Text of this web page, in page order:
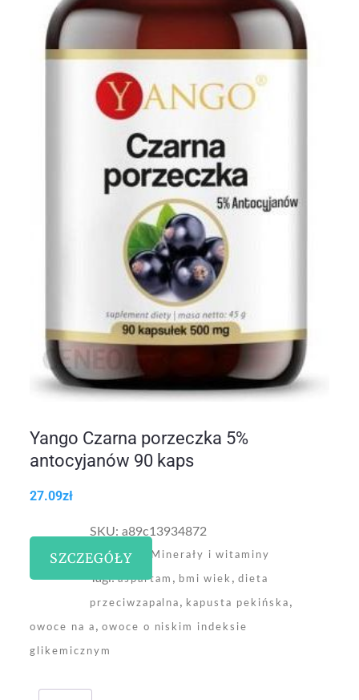
Yango Czarna porzeczka 5%
antocyjanów 90 kaps
27.09zł
SZCZEGÓŁY
SKU:a89c13934872
Kategoria:
Minerały i witaminy
Tagi:aspartam , bmi wiek ,dieta
przeciwzapalna , kapusta pekińska ,
owoce na a , owoce o niskim indeksie
glikemicznym